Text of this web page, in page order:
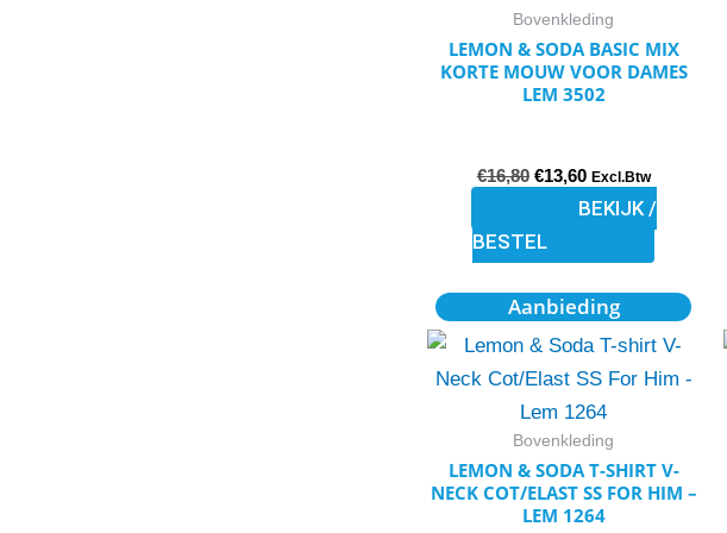
Bovenkleding
LEMON & SODA BASIC MIX
KORTE MOUW VOOR DAMES
LEM 3502
€16,80 €13,60 Excl.Btw
BEKIJK /
BESTEL
variaties.
Deze
optie
worden
op
Aanbieding
Bovenkleding
LEMON & SODA T-SHIRT V-
NECK COT/ELAST SS FOR HIM –
LEM 1264
Prijsklasse:
€16,20
tot
Dit
product
heeft
meerdere
variaties.
Deze
optie